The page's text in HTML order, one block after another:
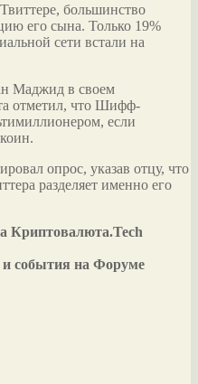
большинство
его сына. Только 19%
сети встали на
Маджид в своем
отметил, что Шифф-
если
опрос, указав отцу, что
разделяет именно его
Криптовалюта.Tech
и события на Форуме